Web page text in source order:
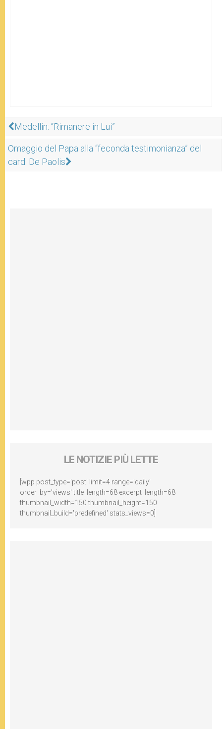
Medellín: “Rimanere in Lui”
Omaggio del Papa alla “feconda testimonianza” del
card. De Paolis
LE NOTIZIE PIÙ LETTE
[wpp post_type='post' limit=4 range='daily'
order_by='views' title_length=68 excerpt_length=68
thumbnail_width=150 thumbnail_height=150
thumbnail_build='predefined' stats_views=0]